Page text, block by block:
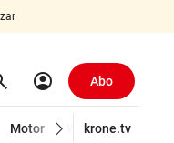
Suchen
account_circle Abo
Motor Wirtschaft
krone.tv